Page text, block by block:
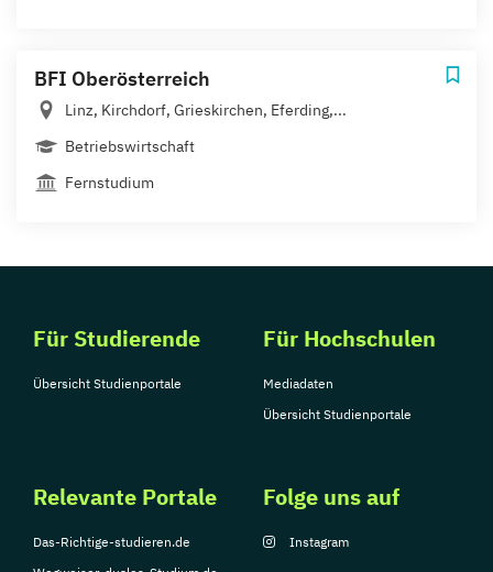
BFI Oberösterreich
Linz, Kirchdorf, Grieskirchen, Eferding,...
Betriebswirtschaft
Fernstudium
Für Studierende
Übersicht Studienportale
Für Hochschulen
Mediadaten
Übersicht Studienportale
Relevante Portale
Das-Richtige-studieren.de
Folge uns auf
Instagram